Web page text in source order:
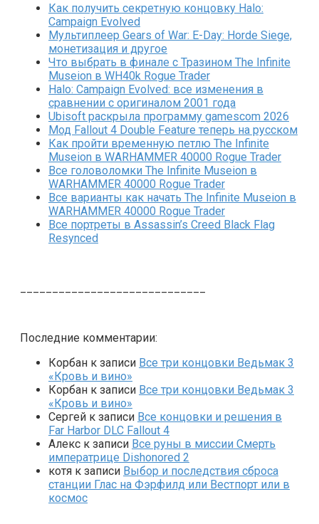
Как получить секретную концовку Halo:
Campaign Evolved
Мультиплеер Gears of War: E-Day: Horde Siege,
монетизация и другое
Что выбрать в финале с Тразином The Infinite
Museion в WH40k Rogue Trader
Halo: Campaign Evolved: все изменения в
сравнении с оригиналом 2001 года
Ubisoft раскрыла программу gamescom 2026
Мод Fallout 4 Double Feature теперь на русском
Как пройти временную петлю The Infinite
Museion в WARHAMMER 40000 Rogue Trader
Все головоломки The Infinite Museion в
WARHAMMER 40000 Rogue Trader
Все варианты как начать The Infinite Museion в
WARHAMMER 40000 Rogue Trader
Все портреты в Assassin’s Creed Black Flag
Resynced
Последние комментарии:
Корбан к записи Все три концовки Ведьмак 3
«Кровь и вино»
Корбан к записи Все три концовки Ведьмак 3
«Кровь и вино»
Сергей к записи Все концовки и решения в
Far Harbor DLC Fallout 4
Алекс к записи Все руны в миссии Смерть
императрице Dishonored 2
котя к записи Выбор и последствия сброса
станции Глас на Фэрфилд или Вестпорт или в
космос